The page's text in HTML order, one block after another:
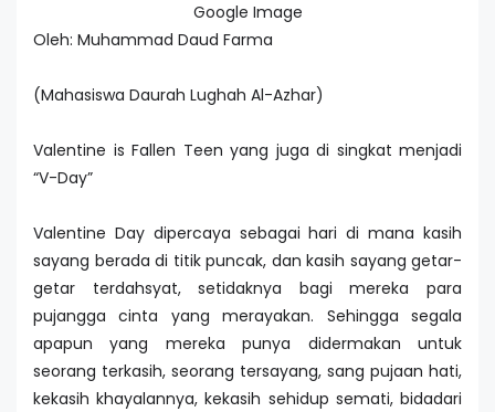
Google Image
Oleh: Muhammad Daud Farma
(Mahasiswa Daurah Lughah Al-Azhar)
Valentine is Fallen Teen yang juga di singkat menjadi
“V-Day”
Valentine Day dipercaya sebagai hari di mana kasih
sayang berada di titik puncak, dan kasih sayang getar-
getar terdahsyat, setidaknya bagi mereka para
pujangga cinta yang merayakan. Sehingga segala
apapun yang mereka punya didermakan untuk
seorang terkasih, seorang tersayang, sang pujaan hati,
kekasih khayalannya, kekasih sehidup semati, bidadari